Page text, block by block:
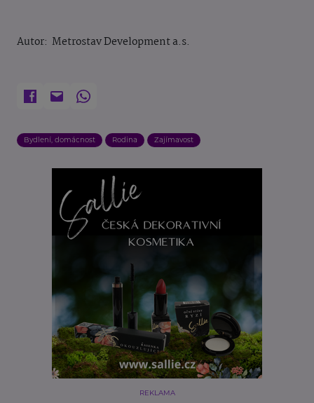
Autor: Metrostav Development a.s.
Bydlení, domácnost Rodina Zajímavost
REKLAMA